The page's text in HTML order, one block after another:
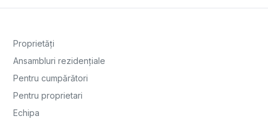
Proprietăți
Ansambluri rezidențiale
Pentru cumpărători
Pentru proprietari
Echipa